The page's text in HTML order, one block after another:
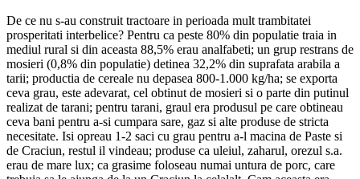
De ce nu s-au construit tractoare in perioada mult trambitatei
prosperitati interbelice? Pentru ca peste 80% din populatie traia in
mediul rural si din aceasta 88,5% erau analfabeti; un grup restrans de
mosieri (0,8% din populatie) detinea 32,2% din suprafata arabila a
tarii; productia de cereale nu depasea 800-1.000 kg/ha; se exporta
ceva grau, este adevarat, cel obtinut de mosieri si o parte din putinul
realizat de tarani; pentru tarani, graul era produsul pe care obtineau
ceva bani pentru a-si cumpara sare, gaz si alte produse de stricta
necesitate. Isi opreau 1-2 saci cu grau pentru a-l macina de Paste si
de Craciun, restul il vindeau; produse ca uleiul, zaharul, orezul s.a.
erau de mare lux; ca grasime foloseau numai untura de porc, care